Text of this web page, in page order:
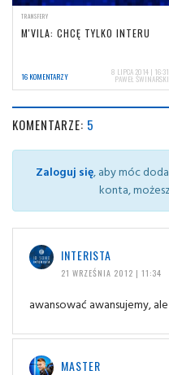
TRANSFERY
M'VILA: CHCĘ TYLKO INTERU
16 KOMENTARZY 8 LIPCA 2014 | 16:31
PAWEŁ ŚWINARSKI
KOMENTARZE: 5
Zaloguj się, aby móc
konta,
INTERISTA
21 WRZEŚNIA 2012 | 11:34
awansować awansujemy,
MASTER